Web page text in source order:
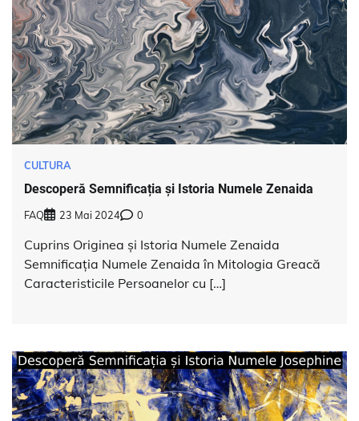
CULTURA
Descoperă Semnificația și Istoria Numele Zenaida
FAQ 23 Mai 2024 0
Cuprins Originea și Istoria Numele Zenaida
Semnificația Numele Zenaida în Mitologia Greacă
Caracteristicile Persoanelor cu […]